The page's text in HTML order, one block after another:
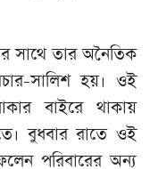
সাথে তার অনৈতিক
সালিশ হয়। ওই
বাইরে থাকায়
বুধবার রাতে ওই
পরিবারের অন্য